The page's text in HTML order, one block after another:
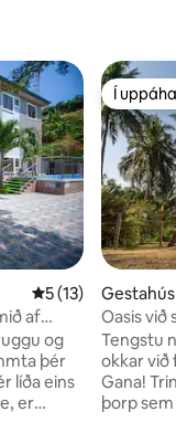
5 af 5 í
5 (13)
af
og
þér
líða eins
er
Í
Í
Oasis við
Tengstu
okkar við
Gana!
þorp